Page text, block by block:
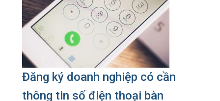
Đăng ký doanh nghiệp có cần
thông tin số điện thoại bàn